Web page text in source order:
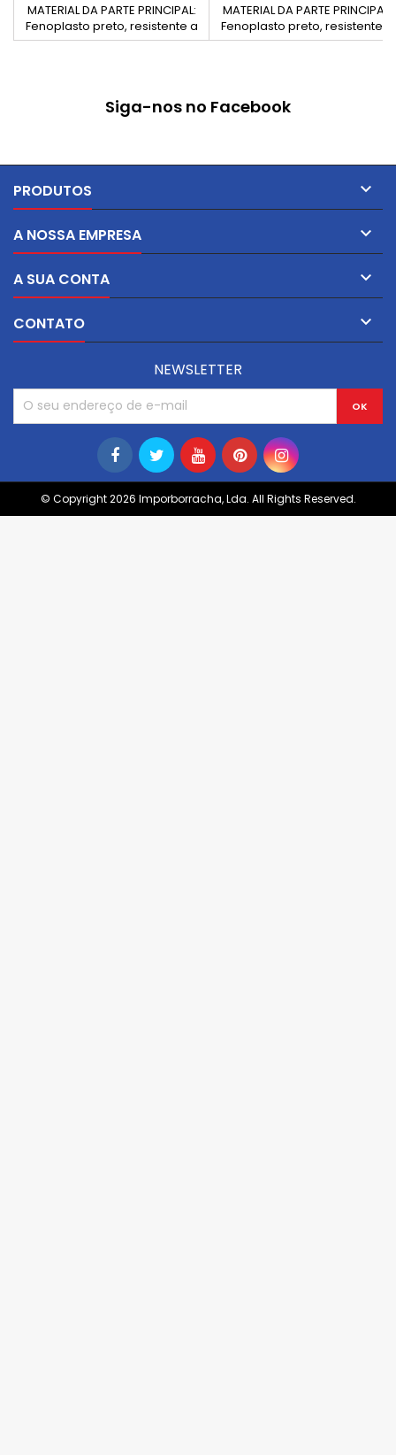
MATERIAL DA PARTE PRINCIPAL:
Fenoplasto preto, resistente a
solventes, óleos, gorduras e
MATERIAL DA PARTE PRINCIPAL:
Fenoplasto preto, resistente a
solventes, óleos, gorduras e
passante.
Siga-nos no Facebook
PRODUTOS 
A NOSSA EMPRESA 
A SUA CONTA 
CONTATO 
NEWSLETTER
© Copyright 2026 Imporborracha, Lda. All Rights Reserved.